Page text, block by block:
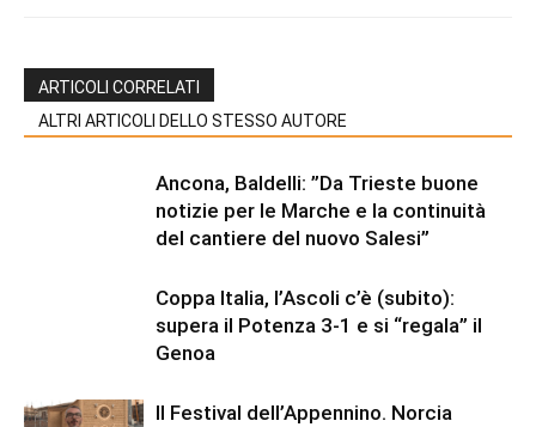
ARTICOLI CORRELATI
ALTRI ARTICOLI DELLO STESSO AUTORE
Ancona, Baldelli: ”Da Trieste buone
notizie per le Marche e la continuità
del cantiere del nuovo Salesi”
Coppa Italia, l’Ascoli c’è (subito):
supera il Potenza 3-1 e si “regala” il
Genoa
Il Festival dell’Appennino. Norcia